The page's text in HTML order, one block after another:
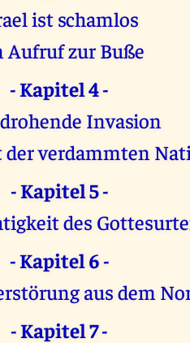
ist schamlos
Aufruf zur Buße
- Kapitel 4 -
Invasion
verdammten
- Kapitel 5 -
des
- Kapitel 6 -
aus dem
- Kapitel 7 -